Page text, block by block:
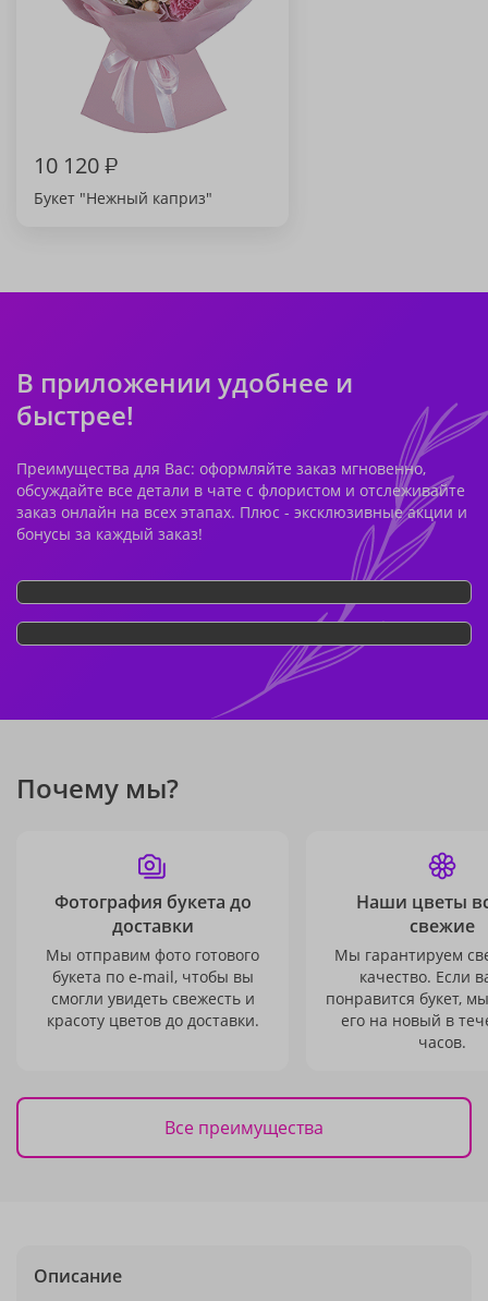
10 120₽
Букет "Нежный каприз"
В приложении удобнее и
быстрее!
Преимущества для Вас: оформляйте заказ мгновенно,
обсуждайте все детали в чате с флористом и отслеживайте
заказ онлайн на всех этапах. Плюс - эксклюзивные акции и
бонусы за каждый заказ!
Почему мы?
Фотография букета до
доставки
Мы отправим фото готового
букета по e-mail, чтобы вы
смогли увидеть свежесть и
красоту цветов до доставки.
Наши цветы
свежие
Мы гарантируем
качество. Если
понравится букет,
его на новый в
часов.
Все преимущества
Описание